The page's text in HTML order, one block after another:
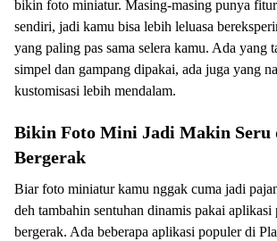
bikin foto miniatur. Masing-masing punya
sendiri, jadi kamu bisa lebih leluasa
yang paling pas sama selera kamu. Ada yang
simpel dan gampang dipakai, ada juga yang
kustomisasi lebih mendalam.
Bikin Foto Mini Jadi Makin Seru
Bergerak
Biar foto miniatur kamu nggak cuma jadi
deh tambahin sentuhan dinamis pakai aplikasi
bergerak. Ada beberapa aplikasi populer di